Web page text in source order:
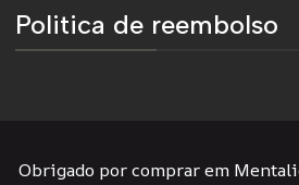
Politica de reembolso
Obrigado por comprar em